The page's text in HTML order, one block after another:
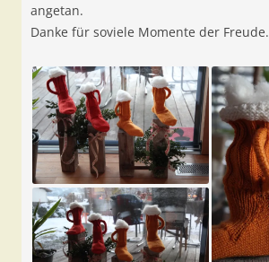
angetan.
Danke für soviele Momente der Freude.